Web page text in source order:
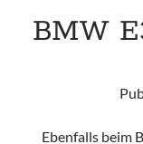
TuningSzeneGraz
BMW
Ebenfalls beim